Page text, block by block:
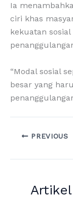
Ia
ciri khas
kekuatan
“Modal sosial
besar yang
PREVIOUS